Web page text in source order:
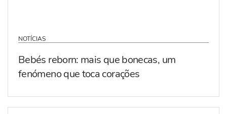
NOTÍCIAS
Bebés reborn: mais que bonecas, um
fenómeno que toca corações